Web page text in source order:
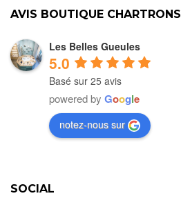
AVIS BOUTIQUE CHARTRONS
Les Belles Gueules
5.0
Basé sur 25 avis
powered by Google
notez-nous sur
SOCIAL